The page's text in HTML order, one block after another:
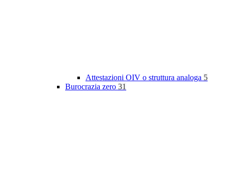
Attestazioni OIV o struttura analoga 5
Burocrazia zero 31